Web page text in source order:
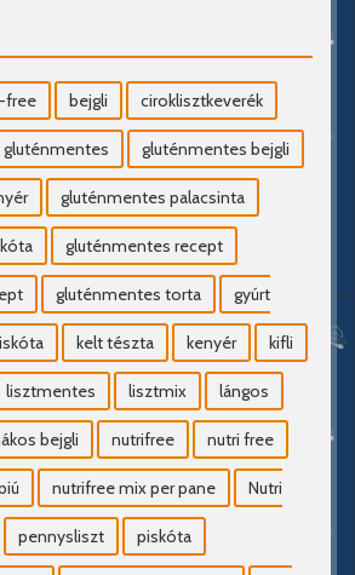
free bejgli ciroklisztkeverék
gluténmentes gluténmentes bejgli
gluténmentes palacsinta
gluténmentes recept
gluténmentes torta gyúrt
kelt tészta kenyér kifli
lisztmentes lisztmix lángos
bejgli nutrifree nutri free
nutrifree mix per pane Nutri
pennysliszt piskóta